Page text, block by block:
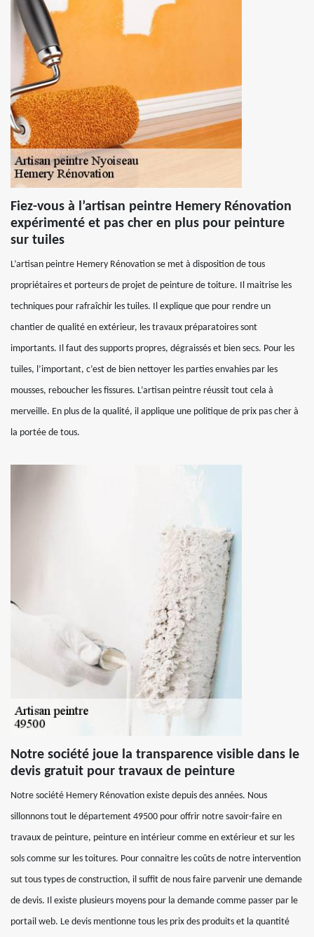
Fiez-vous à l’artisan peintre Hemery Rénovation
expérimenté et pas cher en plus pour peinture
sur tuiles
L’artisan peintre Hemery Rénovation se met à disposition de tous
propriétaires et porteurs de projet de peinture de toiture. Il maitrise les
techniques pour rafraîchir les tuiles. Il explique que pour rendre un
chantier de qualité en extérieur, les travaux préparatoires sont
importants. Il faut des supports propres, dégraissés et bien secs. Pour les
tuiles, l’important, c’est de bien nettoyer les parties envahies par les
mousses, reboucher les fissures. L’artisan peintre réussit tout cela à
merveille. En plus de la qualité, il applique une politique de prix pas cher à
la portée de tous.
Notre société joue la transparence visible dans le
devis gratuit pour travaux de peinture
Notre société Hemery Rénovation existe depuis des années. Nous
sillonnons tout le département 49500 pour offrir notre savoir-faire en
travaux de peinture, peinture en intérieur comme en extérieur et sur les
sols comme sur les toitures. Pour connaitre les coûts de notre intervention
sut tous types de construction, il suffit de nous faire parvenir une demande
de devis. Il existe plusieurs moyens pour la demande comme passer par le
portail web. Le devis mentionne tous les prix des produits et la quantité